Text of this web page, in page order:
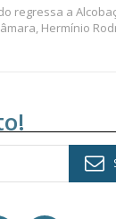
regressa a
Hermínio